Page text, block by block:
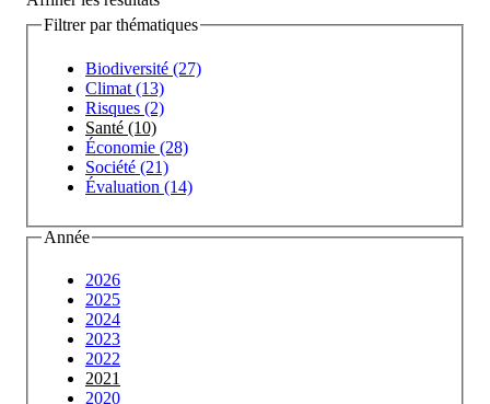
Filtrer par thématiques
Biodiversité (27)
Climat (13)
Risques (2)
Santé (10)
Économie (28)
Société (21)
Évaluation (14)
Année
2026
2025
2024
2023
2022
2021
2020